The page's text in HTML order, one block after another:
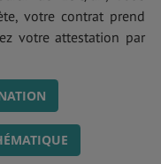
votre contrat prend
votre attestation par